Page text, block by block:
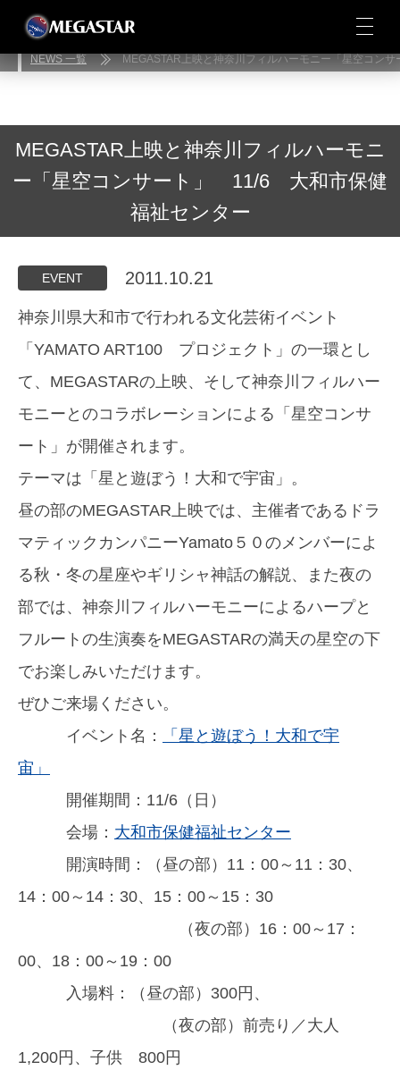
NEWS 一覧 MEGASTAR上映と神奈川フィルハーモニー「星空コ
MEGASTAR上映と神奈川フィルハーモニ
ー「星空コンサート」 11/6 大和市保健
福祉センター
EVENT 2011.10.21
神奈川県大和市で行われる文化芸術イベント
「YAMATO ART100 プロジェクト」の一環とし
て、MEGASTARの上映、そして神奈川フィルハー
モニーとのコラボレーションによる「星空コンサ
ート」が開催されます。
テーマは「星と遊ぼう！大和で宇宙」。
昼の部のMEGASTAR上映では、主催者であるドラ
マティックカンパニーYamato５０のメンバーによ
る秋・冬の星座やギリシャ神話の解説、また夜の
部では、神奈川フィルハーモニーによるハープと
フルートの生演奏をMEGASTARの満天の星空の下
でお楽しみいただけます。
ぜひご来場ください。
イベント名：
「星と遊ぼう！大和で宇
宙」
開催期間：11/6（日）
会場： 大和市保健福祉センター
開演時間：（昼の部）11：00～11：30、
14：00～14：30、15：00～15：30
（夜の部）16：00～17：
00、18：00～19：00
入場料：（昼の部）300円、
（夜の部）前売り／大人
1,200円、子供 800円